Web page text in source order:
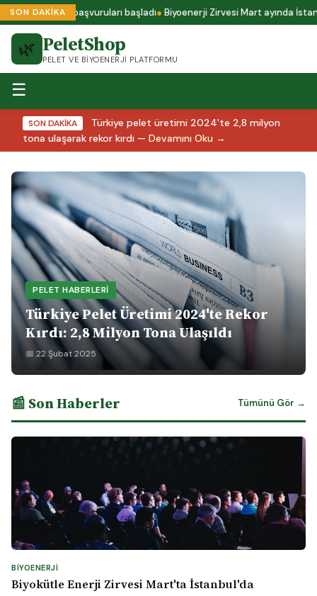
SON DAKİKA
A1 sertifika başvuruları başladı Biyoenerji Zirvesi Mart ayında
🌿 PeletShop
PELET VE BIYOENERJI PLATFORMU
☰
SON DAKİKA
Türkiye pelet üretimi 2024'te 2,8 milyon
tona ulaşarak rekor kırdı — Devamını Oku →
PELET HABERLERI
Türkiye Pelet Üretimi 2024'te Rekor
Kırdı: 2,8 Milyon Tona Ulaşıldı
📅 22 Şubat 2025
📰 Son Haberler Tümünü Gör →
BIYOENERJI
Biyokütle Enerji Zirvesi Mart'ta İstanbul'da